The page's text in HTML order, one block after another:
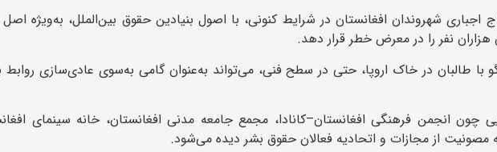
شهروندان افغانستان در شرایط کنونی، با اصول بنیادین حقوق بین‌الملل، به‌ویژه اصل
نفر را در معرض خطر قرار دهد.
با طالبان در خاک اروپا، حتی در سطح فنی، می‌تواند به‌عنوان گامی به‌سوی عادی‌سازی روابط
چون انجمن فرهنگی افغانستان–کانادا، مجمع جامعه مدنی افغانستان، خانه سینمای
مصونیت از مجازات و اتحادیه فعالان حقوق بشر دیده می‌شود.